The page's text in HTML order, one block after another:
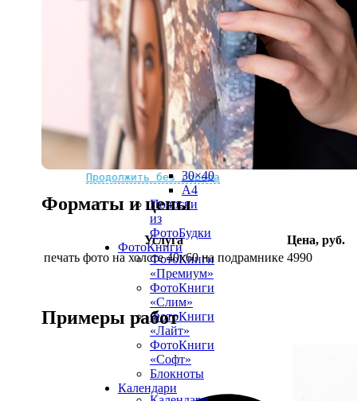
Не нашли Ваш город?
Мы доставляем по всему миру
Продолжить без города
А4
Фото
рамке
10х10
10×15
13×18
15×15
15×20
20×20
20×30
30×30
30×40
A4
Полоски
из
ФотоБудки
ФотоКниги
ФотоКниги
«Премиум»
ФотоКниги
«Слим»
ФотоКниги
«Лайт»
ФотоКниги
«Софт»
Блокноты
Календари
Форматы и цены
Услуга
Цена, руб.
печать фото на холсте 40х60 на подрамнике 4990
Примеры работ